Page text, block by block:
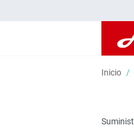
Inicio